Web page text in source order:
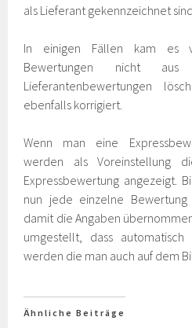
als Lieferant gekennzeichnet
In einigen Fällen kam es
Bewertungen nicht
Lieferantenbewertungen
ebenfalls korrigiert.
Wenn man eine
werden als Voreinstellung
Expressbewertung angezeigt.
nun jede einzelne
damit die Angaben
umgestellt, dass
werden die man auch auf dem
Ähnliche Beiträge